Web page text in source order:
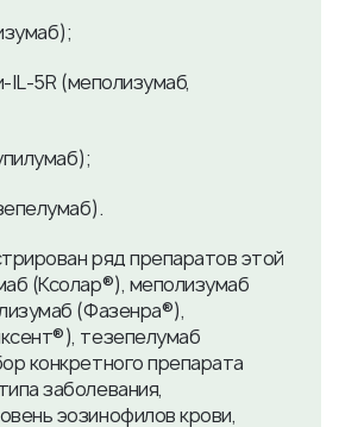
(меполизумаб,
ряд препаратов этой
(Ксолар®), меполизумаб
(Фазенра®),
тезепелумаб
конкретного препарата
заболевания,
эозинофилов крови,